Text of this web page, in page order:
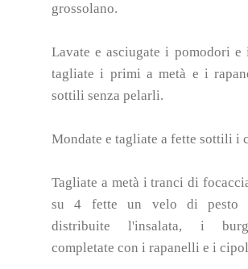
grossolano.
Lavate e asciugate i pomodori e
tagliate i primi a metà e i
sottili senza pelarli.
Mondate e tagliate a fette sottili i
Tagliate a metà i tranci di
su 4 fette un velo di pesto
distribuite l'insalata, i
completate con i rapanelli e i